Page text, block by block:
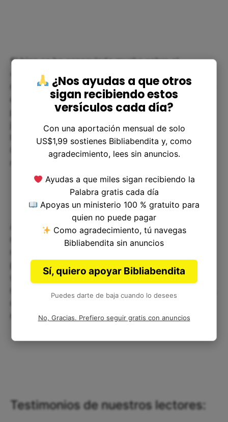
Si bien se ha especulado mucho sobre el
«cuándo» de estos eventos últimos, Mateo 24:36
nos instruye que nadie sabe «el día ni la hora». La
exhortación bíblica es a vivir en constante
preparación y esperanza, actuando con amor y
justicia mientras esperamos. Los creyentes son
llamados a participar en la misión redentora de
Cristo, extendiendo su amor y su paz a todos los
Al mirar hacia el futuro, las palabras de la Biblia
nos animan a mantener viva la esperanza en la
permanecen en el misterio de Dios, la promesa
segura es un día en el que todas las cosas serán
redimidas y reconciliadas con su amor eterno. Así,
redención inspire cada paso de nuestro viaje.
Testimonios de nuestros lectores:
¿Nos ayudas a que otros
sigan recibiendo estos
versículos cada día?
Con una aportación mensual de solo
US$1,99 sostienes Bibliabendita y, como
agradecimiento, lees sin anuncios.
Ayudas a que miles sigan recibiendo la
Palabra gratis cada día
Apoyas un ministerio 100 % gratuito para
quien no puede pagar
Como agradecimiento, tú navegas
Bibliabendita sin anuncios
Sí, quiero apoyar Bibliabendita
Puedes darte de baja cuando lo desees
No, Gracias. Prefiero seguir gratis con anuncios